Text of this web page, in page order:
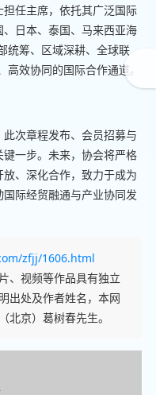
任主席，依托其广泛国际
日本、泰国、马来西亚海
统筹、区域深耕、全球联
效协同的国际合作通道。
次章程发布、会员招募与
一步。未来，协会将严格
、深化合作，致力于成为
际经贸融通与产业协同发
zfjj/1606.html
、视频等作品具有独立
出处及作者姓名，本网
北京）葛树春先生。